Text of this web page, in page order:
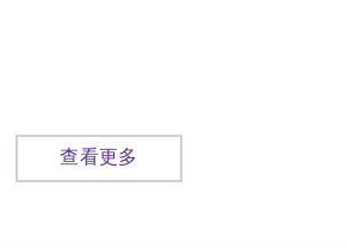
查看更多